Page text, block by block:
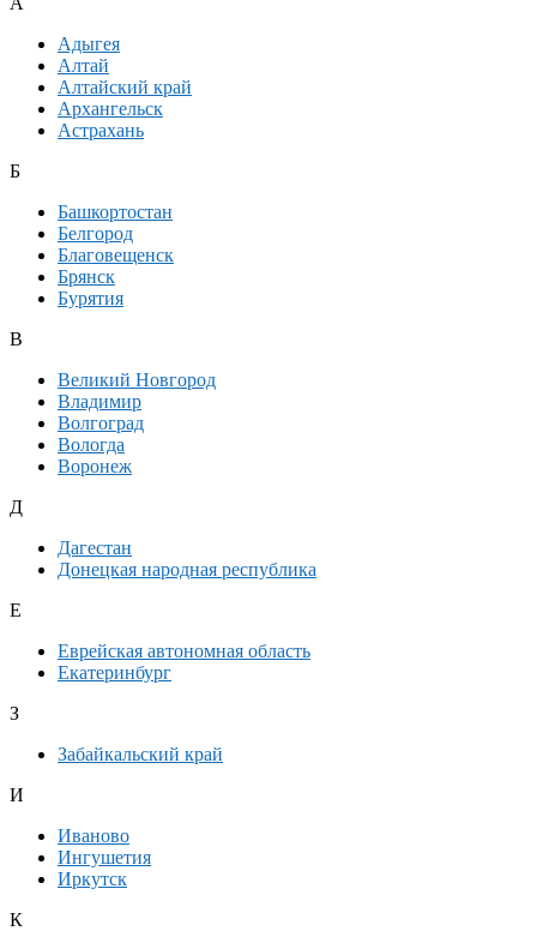
Адыгея
Алтай
Алтайский край
Архангельск
Астрахань
Б
Башкортостан
Белгород
Благовещенск
Брянск
Бурятия
В
Великий Новгород
Владимир
Волгоград
Вологда
Воронеж
Д
Дагестан
Донецкая народная республика
Е
Еврейская автономная область
Екатеринбург
З
Забайкальский край
И
Иваново
Ингушетия
Иркутск
К